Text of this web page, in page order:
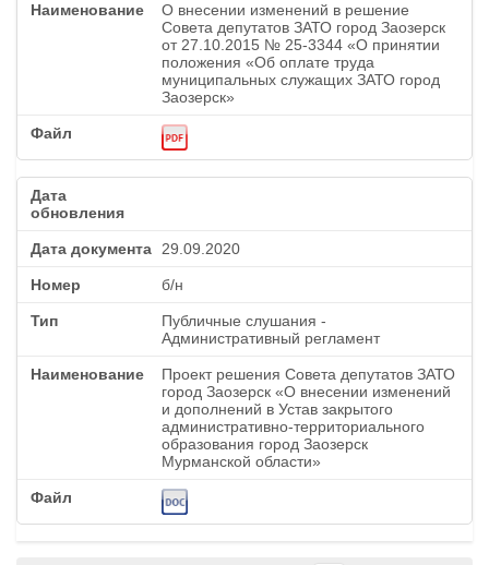
О внесении изменений в решение
Совета депутатов ЗАТО город Заозерск
от 27.10.2015 № 25-3344 «О принятии
положения «Об оплате труда
муниципальных служащих ЗАТО город
Заозерск»
29.09.2020
б/н
Публичные слушания -
Административный регламент
Проект решения Совета депутатов ЗАТО
город Заозерск «О внесении изменений
и дополнений в Устав закрытого
административно-территориального
образования город Заозерск
Мурманской области»